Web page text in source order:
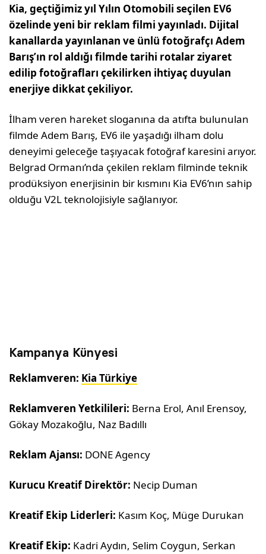
Kia, geçtiğimiz yıl Yılın Otomobili seçilen EV6
özelinde yeni bir reklam filmi yayınladı. Dijital
kanallarda yayınlanan ve ünlü fotoğrafçı Adem
Barış’ın rol aldığı filmde tarihi rotalar ziyaret
edilip fotoğrafları çekilirken ihtiyaç duyulan
enerjiye dikkat çekiliyor.
İlham veren hareket sloganına da atıfta bulunulan
filmde Adem Barış, EV6 ile yaşadığı ilham dolu
deneyimi geleceğe taşıyacak fotoğraf karesini arıyor.
Belgrad Ormanı’nda çekilen reklam filminde teknik
prodüksiyon enerjisinin bir kısmını Kia EV6’nın sahip
olduğu V2L teknolojisiyle sağlanıyor.
Kampanya Künyesi
Reklamveren: Kia Türkiye
Reklamveren Yetkilileri: Berna Erol, Anıl Erensoy,
Gökay Mozakoğlu, Naz Badıllı
Reklam Ajansı: DONE Agency
Kurucu Kreatif Direktör: Necip Duman
Kreatif Ekip Liderleri: Kasım Koç, Müge Durukan
Kreatif Ekip: Kadri Aydın, Selim Coygun, Serkan